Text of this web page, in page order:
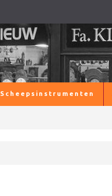
Scheepsinstrumenten